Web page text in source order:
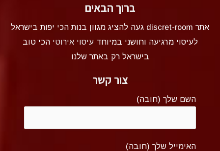
ברוך הבאים
אתר discret-room געה להציג מגוון בנות הכי יפות בישראל
לעיסוי מרגיעה וחושני במיוחדעיסוי אירוטי הכי טוב
בישראל רק באתר שלנו
צור קשר
השם שלך (חובה)
האימייל שלך (חובה)